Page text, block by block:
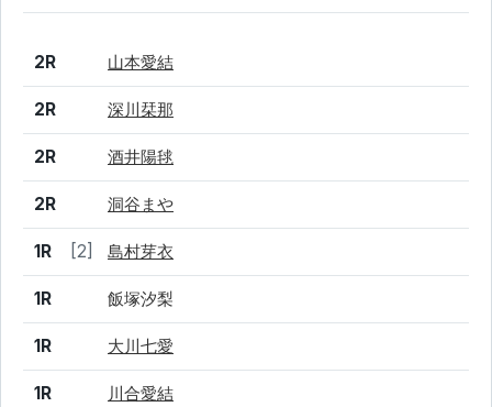
結果 シード 選手名
2R 山本愛結
2R 深川栞那
2R 酒井陽毬
2R 洞谷まや
1R [2] 島村芽衣
1R 飯塚汐梨
1R 大川七愛
1R 川合愛結